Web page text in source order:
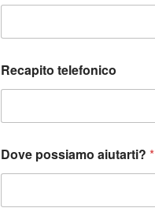
Recapito telefonico
c
o
a
Dove possiamo aiutarti?*